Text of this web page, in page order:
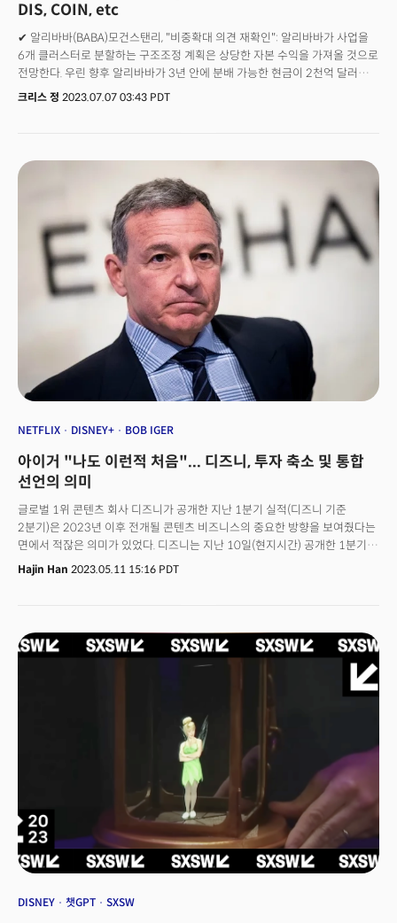
DIS, COIN, etc
✔ 알리바바(BABA)모건스탠리, "비중확대 의견 재확인": 알리바바가 사업을
6개 클러스터로 분할하는 구조조정 계획은 상당한 자본 수익을 가져올 것으로
전망한다. 우린 향후 알리바바가 3년 안에 분배 가능한 현금이 2천억 달러에
달할 것으로 전망한다. 목표주가 주당 150달러(상승여력 78%) 제시. ✔
2분기 역시 110억 달러의 매출로 전망하고 있어 월가 예상치였던 71억
5천만 달러보다 50%이상 높은 수준이다. ✔ 마이크로소프트(MSFT)
모건스탠리, "소프트웨어 부문 탑픽 선정": 생성AI는 소프트웨어로 자동화할
수 있는 비즈니스 프로세스의 범위를 크게 확장할 것이고 마이크로소프트는
이런 확장 사이클에 수익을 창출할 수 있는 가장 좋은 위치에 있는 기업이다.
목표가 주당 335달러에서 415달러로 상향 조정. ✔ 텍스트론(TXT)씨티그룹,
"매수로 투자의견 개시": 최근 수주잔고가 증가하고 있고 특히 회사의 항공 및
벨 부문에서의 수익 가시성이 개선되고 있어 향후 매출 성장세가 건설적이라
평가한다. 주가는 경기침체를 이미 반영했지만 현재 신규주문의 대기 규모는
2년 이상 기다려야 되는 수준으로 2019년 이후 최대 360% 증가한 상황.
목표가 주당 90달러 제시(34% 상승여력).✔ 사이몬 프라퍼티 그룹(SPG)
울프리서치, "중립에서 시장수익상회로 상향": SPG는 최근 폐점몰에서
점유율을 가져가고 있어 내부 성장이 상대적으로 안정적이 될 것으로
전망한다. 또한 조정운영자금(AFFO) 지급 비율이 70%에 불과해 현금이
주가는 동종업계보다 역사적인 수준에서 훨씬 할인된 가격으로 거래되고
크리스 정 2023.07.07 03:43 PDT
NETFLIX DISNEY+ BOB IGER
아이거 "나도 이런적 처음"... 디즈니, 투자 축소 및 통합
선언의 의미
글로벌 1위 콘텐츠 회사 디즈니가 공개한 지난 1분기 실적(디즈니 기준
2분기)은 2023년 이후 전개될 콘텐츠 비즈니스의 중요한 방향을 보여줬다는
면에서 적잖은 의미가 있었다. 디즈니는 지난 10일(현지시간) 공개한 1분기
실적은 '선방'으로 평가받을 수 있다. 1분기 매출은 전년 대비 13% 증가
(218억2000만달러)했으며 특히 테마파크, 체험, 제품 사업 매출도 17% 증가
'매도'로 화답했다. 11일 디즈니 주가는 전일보다 8.73% 폭락한 92.31
달러를 기록했다. 디즈니 주가 하락으로 다우지수도 221.82포인트(0.66%)
하락한 33,309.51로 거래를 마감했다.▶︎ 디즈니의 1분기 실적은
양호했음에도 투자자들의 반응은 왜 차가워던 것일까? 미국의 시장은 '미디어'
'구독자수'의 한계를 돌파할 수 있는가 여부였고 1분기엔 이에 대해 답을
Hajin Han 2023.05.11 15:16 PDT
DISNEY 챗GPT SXSW